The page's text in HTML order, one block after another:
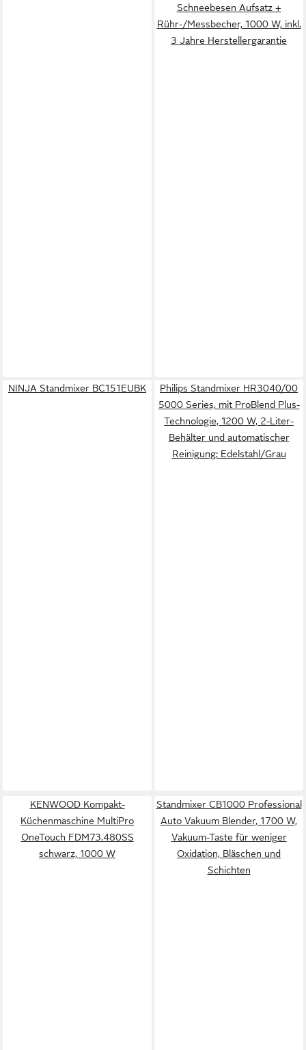
Schneebesen Aufsatz +
Rühr-/Messbecher, 1000 W, inkl.
3 Jahre Herstellergarantie
NINJA Standmixer BC151EUBK
Philips Standmixer HR3040/00
5000 Series, mit ProBlend Plus-
Technologie, 1200 W, 2-Liter-
Behälter und automatischer
Reinigung; Edelstahl/Grau
KENWOOD Kompakt-
Küchenmaschine MultiPro
OneTouch FDM73.480SS
schwarz, 1000 W
Standmixer CB1000 Professional
Auto Vakuum Blender, 1700 W,
Vakuum-Taste für weniger
Oxidation, Bläschen und
Schichten